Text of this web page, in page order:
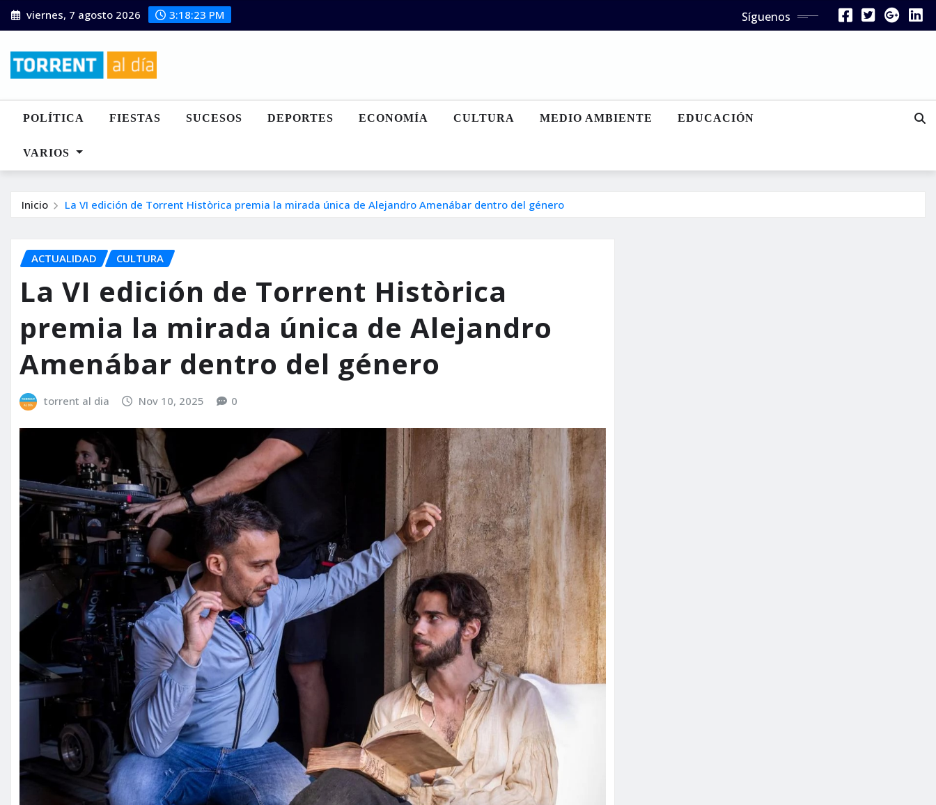
Saltar
al
viernes, 7 agosto 2026 3:18:24 PM Síguenos
POLÍTICA FIESTAS SUCESOS DEPORTES ECONOMÍA CULTURA MEDIO AMBIENTE EDUCACIÓN
VARIOS
Inicio La VI edición de Torrent Històrica premia la mirada única de Alejandro Amenábar dentro del género
ACTUALIDAD CULTURA
La VI edición de Torrent Històrica
premia la mirada única de Alejandro
Amenábar dentro del género
torrent al dia Nov 10, 2025 0